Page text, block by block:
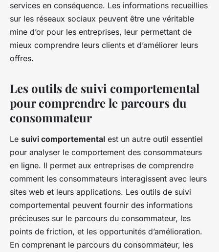
services en conséquence. Les informations recueillies
sur les réseaux sociaux peuvent être une véritable
mine d’or pour les entreprises, leur permettant de
mieux comprendre leurs clients et d’améliorer leurs
offres.
Les outils de suivi comportemental
pour comprendre le parcours du
consommateur
Le suivi comportemental est un autre outil essentiel
pour analyser le comportement des consommateurs
en ligne. Il permet aux entreprises de comprendre
comment les consommateurs interagissent avec leurs
sites web et leurs applications. Les outils de suivi
comportemental peuvent fournir des informations
précieuses sur le parcours du consommateur, les
points de friction, et les opportunités d’amélioration.
En comprenant le parcours du consommateur, les